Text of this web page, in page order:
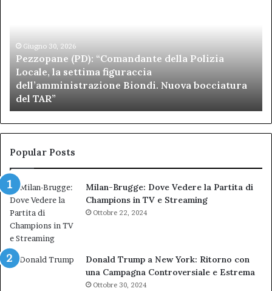
Locale,
settima
figuraccia
dell’amministrazione
Biondi.
Nuova
bocciatura
del
Giugno 30, 2026
Pezzopane (PD): “Comandante della Polizia
Locale, la settima figuraccia
dell’amministrazione Biondi. Nuova bocciatura
del TAR”
ai
Popular Posts
Milan-Brugge: Dove Vedere la Partita di
Champions in TV e Streaming
Ottobre 22, 2024
Donald Trump a New York: Ritorno con
una Campagna Controversiale e Estrema
Ottobre 30, 2024